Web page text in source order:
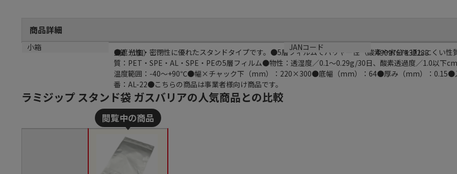
商品詳細
商品説明
●遮光性・密閉性に優れたスタンドタイプです。●5層フィルムでバリヤー性（酸素や水分を通しにくい
質：PET・SPE・AL・SPE・PEの5層フィルム●物性：透湿度／0.1～0.29g/30日、酸素透過度／1.0以
温度範囲：-40～+90℃●幅×チャック下（mm）：220×300●底幅（mm）：64●厚み（mm）：0.15●
番：AL-22●こちらの商品は事業者様向け商品です。
小箱
1個（1個）
JANコード
4909767432283
ラミジップ スタンド袋 ガスバリアの人気商品との比較